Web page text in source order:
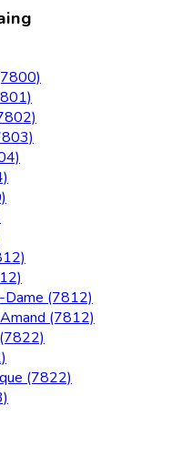
Dame (7812)
(7812)
(7822)